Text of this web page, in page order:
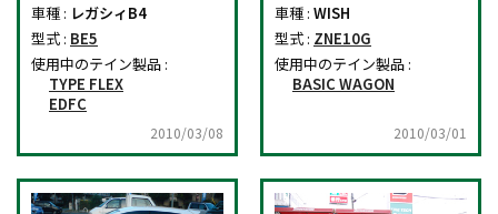
車種 : レガシィB4
型式 : BE5
使用中のテイン製品 :
TYPE FLEX
EDFC
2010/03/08
車種 : WISH
型式 : ZNE10G
使用中のテイン製品 :
BASIC WAGON
2010/03/01